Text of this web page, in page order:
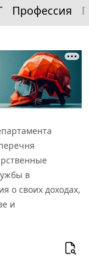
Профессия
в
о своих доходах,
и